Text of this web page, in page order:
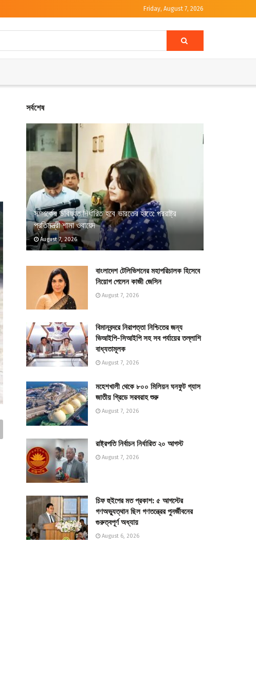
Friday, August 7, 2026
সর্বশেষ
সম্পর্কের ভবিষ্যত নির্ধারিত হবে ভারতের হাতে: পররাষ্ট্র
প্রতিমন্ত্রী শামা ওবায়েদ
August 7, 2026
বাংলাদেশ টেলিভিশনের মহাপরিচালক হিসেবে
নিয়োগ পেলেন কাজী জেসিন
August 7, 2026
বিমানবন্দরে নিরাপত্তা নিশ্চিতের জন্য
ভিআইপি-সিআইপি সহ সব পর্যায়ের তল্লাশি
বাধ্যতামূলক
August 7, 2026
মহেশখালী থেকে ৮০০ মিলিয়ন ঘনফুট গ্যাস
জাতীয় গ্রিডে সরবরাহ শুরু
August 7, 2026
রাষ্ট্রপতি নির্বাচন নির্ধারিত ২০ আগস্ট
August 7, 2026
চিফ হুইপের মত প্রকাশ: ৫ আগস্টের
গণঅভ্যুত্থান ছিল গণতন্ত্রের পুনর্জীবনের
গুরুত্বপূর্ণ অধ্যায়
August 6, 2026